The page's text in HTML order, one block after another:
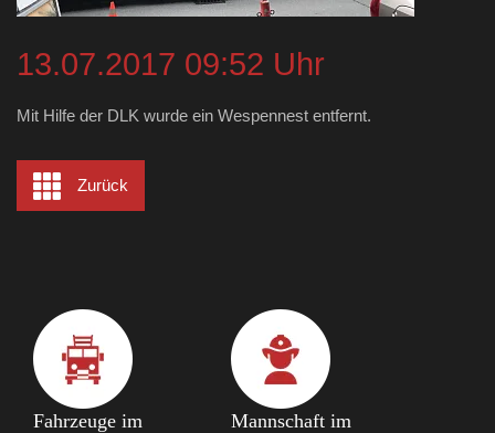
13.07.2017 09:52 Uhr
Mit Hilfe der DLK wurde ein Wespennest entfernt.
Zurück
Fahrzeuge im
Mannschaft im